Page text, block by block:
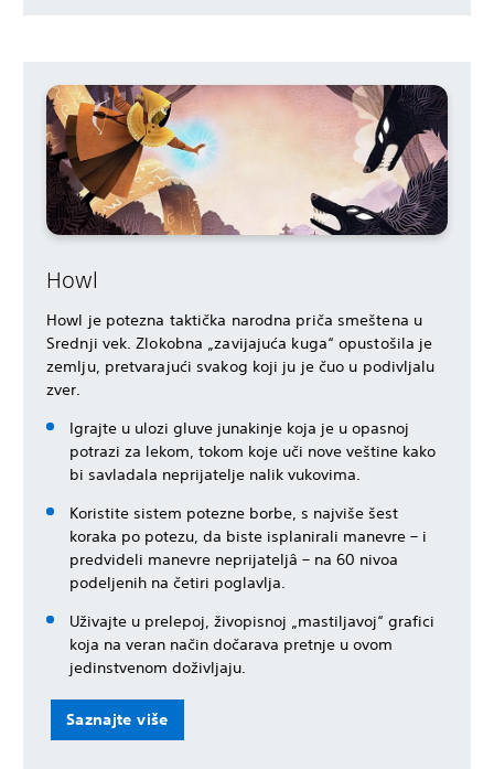
Howl
Howl je potezna taktička narodna priča smeštena u
Srednji vek. Zlokobna „zavijajuća kuga“ opustošila je
zemlju, pretvarajući svakog koji ju je čuo u podivljalu
zver.
Igrajte u ulozi gluve junakinje koja je u opasnoj
potrazi za lekom, tokom koje uči nove veštine kako
bi savladala neprijatelje nalik vukovima.
Koristite sistem potezne borbe, s najviše šest
koraka po potezu, da biste isplanirali manevre – i
predvideli manevre neprijateljâ – na 60 nivoa
podeljenih na četiri poglavlja.
Uživajte u prelepoj, živopisnoj „mastiljavoj“ grafici
koja na veran način dočarava pretnje u ovom
jedinstvenom doživljaju.
Saznajte više